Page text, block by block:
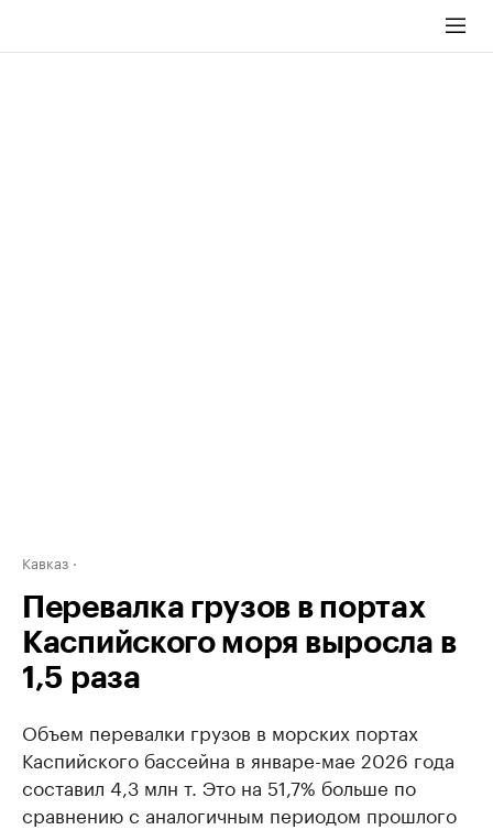
Кавказ
Перевалка грузов в портах
Каспийского моря выросла в
1,5 раза
Объем перевалки грузов в морских портах
Каспийского бассейна в январе-мае 2026 года
составил 4,3 млн т. Это на 51,7% больше по
сравнению с аналогичным периодом прошлого